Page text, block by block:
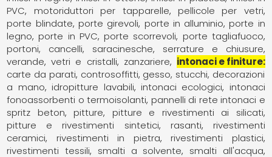
PVC
motoriduttori per tapparelle
pellicole per vetri
porte blindate porte girevoli porte in alluminio porte in
legno porte in PVC porte scorrevoli porte tagliafuoco
portoni, cancelli, saracinesche
serrature e chiusure
verande vetri e cristalli zanzariere
intonaci e finiture
carte da parati controsoffitti gesso, stucchi, decorazioni
a mano idropitture lavabili intonaci ecologici intonaci
fonoassorbenti o termoisolanti pannelli di rete intonaci e
spritz beton
pitture
pitture e rivestimenti ai silicati
pitture e rivestimenti sintetici
rasanti
rivestimenti
ceramici
rivestimenti in pietra
rivestimenti plastici
rivestimenti tessili
smalti a solvente
smalti all'acqua